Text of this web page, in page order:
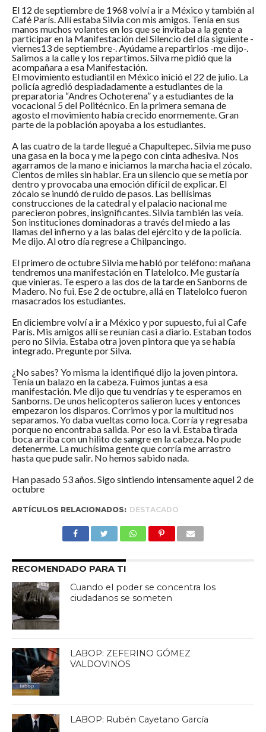
El 12 de septiembre de 1968 volví a ir a México y también al
Café París. Allí estaba Silvia con mis amigos. Tenía en sus
manos muchos volantes en los que se invitaba a la gente a
participar en la Manifestación del Silencio del día siguiente -
viernes13 de septiembre-. Ayúdame a repartirlos -me dijo-.
Salimos a la calle y los repartimos. Silva me pidió que la
acompañara a esa Manifestación.
El movimiento estudiantil en México inició el 22 de julio. La
policía agredió despiadadamente a estudiantes de la
preparatoria “Andres Ochoterena” y a estudiantes de la
vocacional 5 del Politécnico. En la primera semana de
agosto el movimiento había crecido enormemente. Gran
parte de la población apoyaba a los estudiantes.
A las cuatro de la tarde llegué a Chapultepec. Silvia me puso
una gasa en la boca y me la pego con cinta adhesiva. Nos
agarramos de la mano e iniciamos la marcha hacia el zócalo.
Cientos de miles sin hablar. Era un silencio que se metía por
dentro y provocaba una emoción difícil de explicar. El
zócalo se inundó de ruido de pasos. Las bellísimas
construcciones de la catedral y el palacio nacional me
parecieron pobres, insignificantes. Silvia también las veía.
Son instituciones dominadoras a través del miedo a las
llamas del infierno y a las balas del ejército y de la policía.
Me dijo. Al otro día regrese a Chilpancingo.
El primero de octubre Silvia me habló por teléfono: mañana
tendremos una manifestación en Tlatelolco. Me gustaría
que vinieras. Te espero a las dos de la tarde en Sanborns de
Madero. No fui. Ese 2 de octubre, allá en Tlatelolco fueron
masacrados los estudiantes.
En diciembre volví a ir a México y por supuesto, fui al Cafe
París. Mis amigos allí se reunían casi a diario. Estaban todos
pero no Silvia. Estaba otra joven pintora que ya se había
integrado. Pregunte por Silva.
¿No sabes? Yo misma la identifiqué dijo la joven pintora.
Tenía un balazo en la cabeza. Fuimos juntas a esa
manifestación. Me dijo que tu vendrías y te esperamos en
Sanborns. De unos helicopteros salieron luces y entonces
empezaron los disparos. Corrimos y por la multitud nos
separamos. Yo daba vueltas como loca. Corría y regresaba
porque no encontraba salida. Por eso la vi. Estaba tirada
boca arriba con un hilito de sangre en la cabeza. No pude
detenerme. La muchísima gente que corría me arrastro
hasta que pude salir. No hemos sabido nada.
Han pasado 53 años. Sigo sintiendo intensamente aquel 2 de
octubre
ARTÍCULOS RELACIONADOS: DESTACADO
RECOMENDADO PARA TI
Cuando el poder se concentra los
ciudadanos se someten
LABOP: ZEFERINO GÓMEZ
VALDOVINOS
LABOP: Rubén Cayetano García